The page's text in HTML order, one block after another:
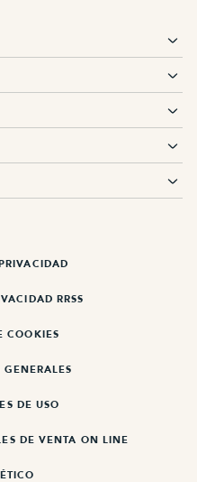
RRSS
COOKIES
DE USO
DE VENTA ON LINE